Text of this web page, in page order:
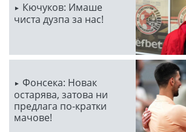
Кючуков: Имаше
чиста дузпа за нас!
Фонсека: Новак
остарява, затова ни
предлага по-кратки
мачове!